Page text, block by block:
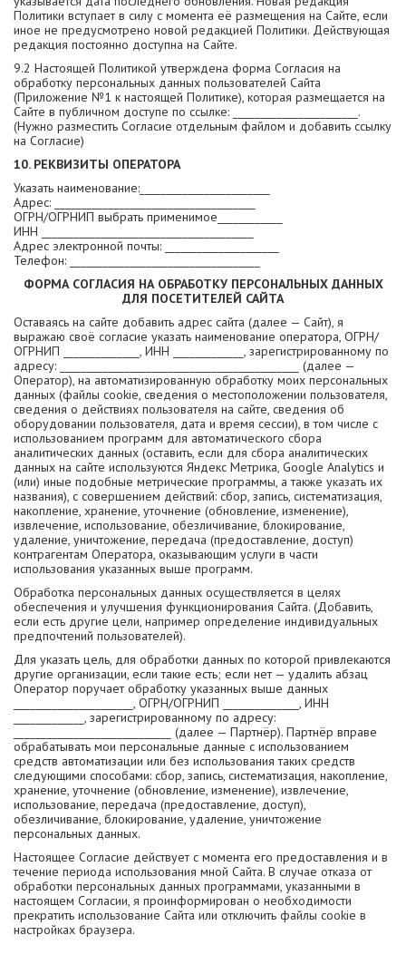
Политики вступает в силу с момента её размещения на Сайте, если
иное не предусмотрено новой редакцией Политики. Действующая
редакция постоянно доступна на Сайте.
9.2 Настоящей Политикой утверждена форма Согласия на
обработку персональных данных пользователей Сайта
(Приложение №1 к настоящей Политике), которая размещается на
Сайте в публичном доступе по ссылке: _______________________.
(Нужно разместить Согласие отдельным файлом и добавить ссылку
на Согласие)
10. РЕКВИЗИТЫ ОПЕРАТОРА
Указать наименование:________________________
Адрес: _____________________________________
ОГРН/ОГРНИП выбрать применимое____________
ИНН _______________________________________
Адрес электронной почты: _____________________
Телефон: ___________________________________
ФОРМА СОГЛАСИЯ НА ОБРАБОТКУ ПЕРСОНАЛЬНЫХ ДАННЫХ
ДЛЯ ПОСЕТИТЕЛЕЙ САЙТА
Оставаясь на сайте добавить адрес сайта (далее — Сайт), я
выражаю своё согласие указать наименование оператора, ОГРН/
ОГРНИП ______________, ИНН _____________, зарегистрированному по
адресу: ____________________________________________ (далее —
Оператор), на автоматизированную обработку моих персональных
данных (файлы cookie, сведения о местоположении пользователя,
сведения о действиях пользователя на сайте, сведения об
оборудовании пользователя, дата и время сессии), в том числе с
использованием программ для автоматического сбора
аналитических данных (оставить, если для сбора аналитических
данных на сайте используются Яндекс Метрика, Google Analytics и
(или) иные подобные метрические программы, а также указать их
названия), с совершением действий: сбор, запись, систематизация,
накопление, хранение, уточнение (обновление, изменение),
извлечение, использование, обезличивание, блокирование,
удаление, уничтожение, передача (предоставление, доступ)
контрагентам Оператора, оказывающим услуги в части
использования указанных выше программ.
Обработка персональных данных осуществляется в целях
обеспечения и улучшения функционирования Сайта. (Добавить,
если есть другие цели, например определение индивидуальных
предпочтений пользователей).
Для указать цель, для обработки данных по которой привлекаются
другие организации, если такие есть; если нет — удалить абзац
Оператор поручает обработку указанных выше данных
______________________, ОГРН/ОГРНИП ______________, ИНН
_____________, зарегистрированному по адресу:
_____________________________ (далее — Партнёр). Партнёр вправе
обрабатывать мои персональные данные с использованием
средств автоматизации или без использования таких средств
следующими способами: сбор, запись, систематизация, накопление,
хранение, уточнение (обновление, изменение), извлечение,
использование, передача (предоставление, доступ),
обезличивание, блокирование, удаление, уничтожение
персональных данных.
Настоящее Согласие действует с момента его предоставления и в
течение периода использования мной Сайта. В случае отказа от
обработки персональных данных программами, указанными в
настоящем Согласии, я проинформирован о необходимости
прекратить использование Сайта или отключить файлы cookie в
настройках браузера.